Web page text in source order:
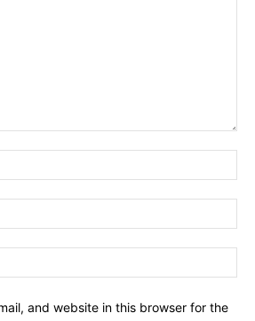
and website in this browser for the